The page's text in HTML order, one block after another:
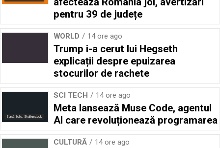
pentru 39 de județe
WORLD 14 ore ago
Trump i-a cerut lui Hegseth
explicații despre epuizarea
stocurilor de rachete
Sursă foto: Shutterstock
SCI TECH 14 ore ago
Meta lansează Muse Code, agentul
AI care revoluționează programarea
CULTURĂ 14 ore ago